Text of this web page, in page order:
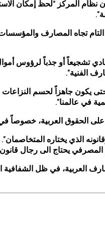
نخبة مميزة من المحكّمين العرب والأوروبيين، وعددهم 38
تجاه المصارف والمؤسسات
تشجيعاً أو جذباً لرؤوس
الفنية”.
يكون جاهزاً لحسم
في عالمنا”.
الحقوق العربية، خصوصاً في
الذي يختاره
يحتاج الى رجال
العربية، في ظل